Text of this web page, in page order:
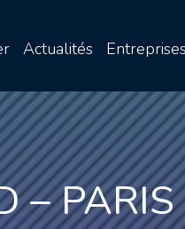
Actualités Entreprises
–